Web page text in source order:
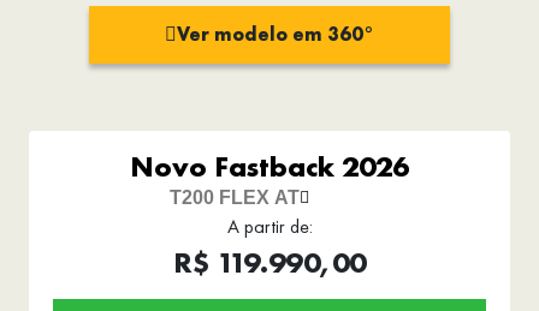
Ver modelo em 360°
Novo Fastback 2026
T200 FLEX AT
A partir de:
R$ 119.990,00